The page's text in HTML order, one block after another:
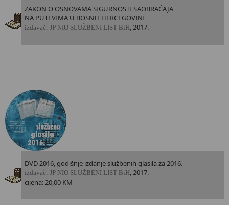
ZAKON O OSNOVAMA SIGURNOSTI SAOBRAĆAJA
NA PUTEVIMA U BOSNI I HERCEGOVINI
izdavač: JP NIO SLUŽBENI LIST BiH, 2017.
DVD 2016, godišnje izdanje službenih glasila za 2016.
izdavač: JP NIO SLUŽBENI LIST BiH, 2017.
cijena: 20,00 KM